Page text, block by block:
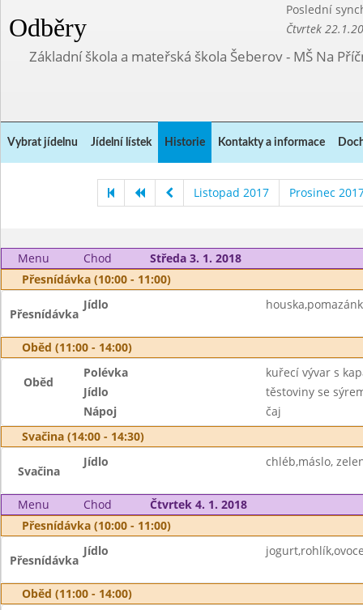
Odběry
Poslední
Čtvrtek
Základní škola a mateřská škola Šeberov - MŠ Na
Vybrat jídelnu Jídelní lístek Historie Kontakty a informace
Listopad 2017 Prosinec
Menu Chod
Středa 3. 1. 2018
Přesnídávka (10:00 - 11:00)
Přesnídávka
Jídlo
Oběd (11:00 - 14:00)
Oběd
Polévka
kuřecí vývar s
Jídlo
těstoviny se
Nápoj
čaj
Svačina (14:00 - 14:30)
Svačina
Jídlo chléb,máslo,
Menu Chod
Čtvrtek 4. 1. 2018
Přesnídávka (10:00 - 11:00)
Přesnídávka
Jídlo
Oběd (11:00 - 14:00)